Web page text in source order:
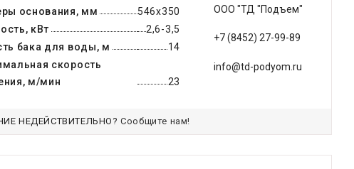
основания, мм
546х350
кВт
2,6-3,5
бака для воды, м
14
скорость
м/мин
23
ООО "ТД "Подъем"
+7 (8452) 27-99-89
info@td-podyom.ru
НЕДЕЙСТВИТЕЛЬНО? Сообщите нам!